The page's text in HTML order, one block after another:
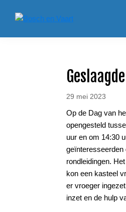
en
29 mei 2023
Op de Dag van
opengesteld
uur en om 14:30
geïnteresseerden
rondleidingen.
kon een kasteel
er vroeger
inzet en de hulp